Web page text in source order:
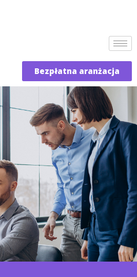
Bezpłatna aranżacja